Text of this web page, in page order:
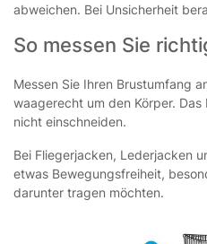
abweichen. Bei Unsicherheit
So messen Sie
Messen Sie Ihren Brustumfang
waagerecht um den Körper.
nicht einschneiden.
Bei Fliegerjacken, Lederjacken
etwas Bewegungsfreiheit,
darunter tragen möchten.